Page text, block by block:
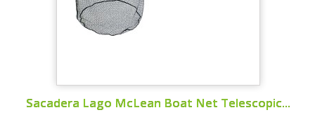
Sacadera Lago McLean Boat Net Telescopic...